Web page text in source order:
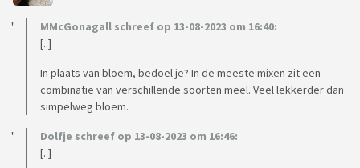
MMcGonagall schreef op 13-08-2023 om 16:40:
[..]
In plaats van bloem, bedoel je? In de meeste mixen zit een
combinatie van verschillende soorten meel. Veel lekkerder dan
simpelweg bloem.
Dolfje schreef op 13-08-2023 om 16:46:
[..]